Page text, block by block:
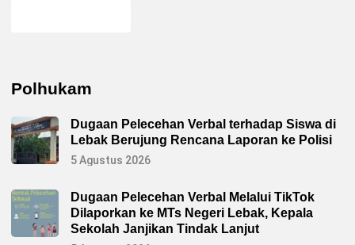
Polhukam
Dugaan Pelecehan Verbal terhadap Siswa di
Lebak Berujung Rencana Laporan ke Polisi
5 Agustus 2026
Dugaan Pelecehan Verbal Melalui TikTok
Dilaporkan ke MTs Negeri Lebak, Kepala
Sekolah Janjikan Tindak Lanjut